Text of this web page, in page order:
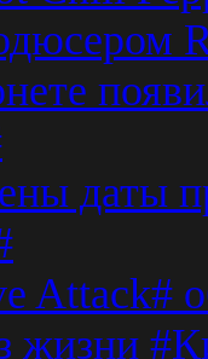
даты
Attack#
жизни